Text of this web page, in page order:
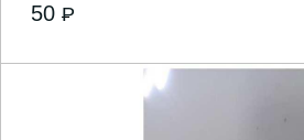
50 P